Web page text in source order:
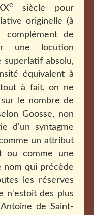
e
siècle pour
originelle (à
de
une locution
superlatif absolu,
équivalent à
à fait, on ne
le nombre de
Goosse, non
d'un syntagme
un attribut
ou comme une
nom qui précède
les réserves
n'estoit des plus
de Saint-